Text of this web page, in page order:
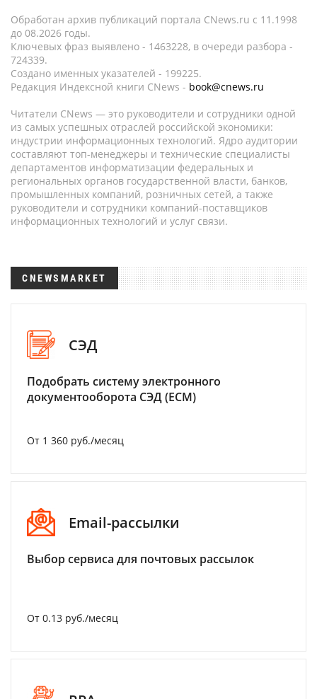
Обработан архив публикаций портала CNews.ru c 11.1998
до 08.2026 годы.
Ключевых фраз выявлено - 1463228, в очереди разбора -
724339.
Создано именных указателей - 199225.
Редакция Индексной книги CNews - book@cnews.ru
Читатели CNews — это руководители и сотрудники одной
из самых успешных отраслей российской экономики:
индустрии информационных технологий. Ядро аудитории
составляют топ-менеджеры и технические специалисты
департаментов информатизации федеральных и
региональных органов государственной власти, банков,
промышленных компаний, розничных сетей, а также
руководители и сотрудники компаний-поставщиков
информационных технологий и услуг связи.
CNEWSMARKET
СЭД
Подобрать систему электронного
документооборота СЭД (ECM)
От 1 360 руб./месяц
Email-рассылки
Выбор сервиса для почтовых рассылок
От 0.13 руб./месяц